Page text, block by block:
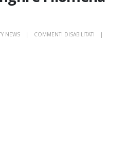
NEWS COMMENTI DISABILITATI